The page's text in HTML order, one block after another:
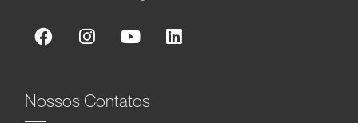
Nossos Contatos